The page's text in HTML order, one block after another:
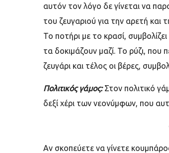
αυτόν τον λόγο δε γίνεται να
του ζευγαριού για την αρετή
Το ποτήρι με το κρασί,
τα δοκιμάζουν μαζί. Το ρύζι, που
ζευγάρι και τέλος οι βέρες,
Πολιτικός γάμος:Στον πολιτικό
δεξί χέρι των νεονύμφων, που
Αν σκοπεύετε να γίνετε